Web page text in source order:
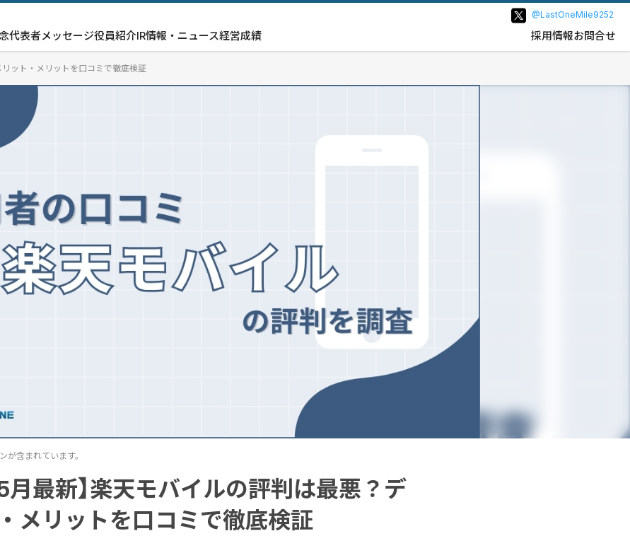
代表者メッセージ役員紹介IR情報・ニュース経営成績 採用情報お問合せ
@LastOneMile9252
ット・メリットを口コミで徹底検証
が含まれています。
月最新】楽天モバイルの評判は最悪？デ
メリットを口コミで徹底検証